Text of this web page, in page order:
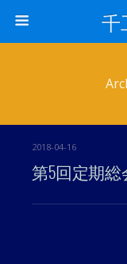
千
2018-04-16
第5回定期総